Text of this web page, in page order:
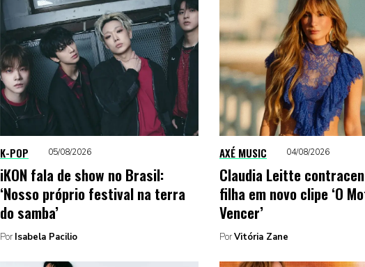
K-POP 05/08/2026
iKON fala de show no Brasil:
‘Nosso próprio festival na terra
do samba’
Por Isabela Pacilio
AXÉ MUSIC 04/08/2026
Claudia Leitte
filha em novo clipe ‘O
Vencer’
PorVitória Zane